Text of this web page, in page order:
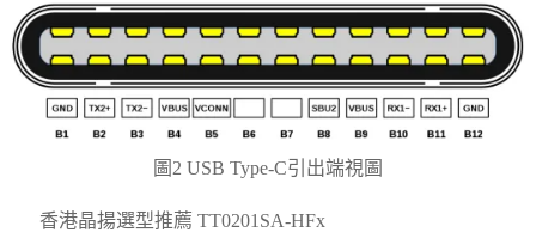
圖2 USB Type-C引出端視圖
香港晶揚選型推薦 TT0201SA-HFx